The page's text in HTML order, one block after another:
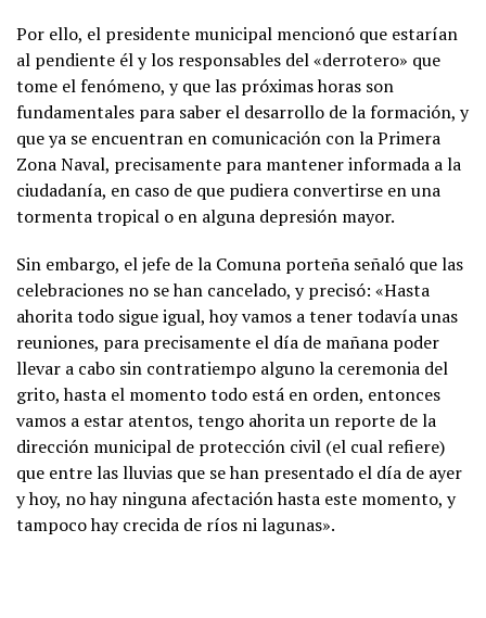
Por ello, el presidente municipal mencionó que estarían
al pendiente él y los responsables del «derrotero» que
tome el fenómeno, y que las próximas horas son
fundamentales para saber el desarrollo de la formación, y
que ya se encuentran en comunicación con la Primera
Zona Naval, precisamente para mantener informada a la
ciudadanía, en caso de que pudiera convertirse en una
tormenta tropical o en alguna depresión mayor.
Sin embargo, el jefe de la Comuna porteña señaló que las
celebraciones no se han cancelado, y precisó: «Hasta
ahorita todo sigue igual, hoy vamos a tener todavía unas
reuniones, para precisamente el día de mañana poder
llevar a cabo sin contratiempo alguno la ceremonia del
grito, hasta el momento todo está en orden, entonces
vamos a estar atentos, tengo ahorita un reporte de la
dirección municipal de protección civil (el cual refiere)
que entre las lluvias que se han presentado el día de ayer
y hoy, no hay ninguna afectación hasta este momento, y
tampoco hay crecida de ríos ni lagunas».